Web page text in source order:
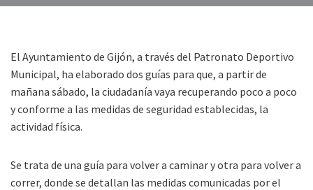
El Ayuntamiento de Gijón, a través del Patronato Deportivo
Municipal, ha elaborado dos guías para que, a partir de
mañana sábado, la ciudadanía vaya recuperando poco a poco
y conforme a las medidas de seguridad establecidas, la
actividad física.
Se trata de una guía para volver a caminar y otra para volver a
correr, donde se detallan las medidas comunicadas por el